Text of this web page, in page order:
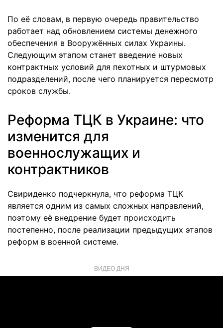
По её словам, в первую очередь правительство
работает над обновлением системы денежного
обеспечения в Вооружённых силах Украины.
Следующим этапом станет введение новых
контрактных условий для пехотных и штурмовых
подразделений, после чего планируется пересмотр
сроков службы.
Реформа ТЦК в Украине: что
изменится для
военнослужащих и
контрактников
Свириденко подчеркнула, что реформа ТЦК
является одним из самых сложных направлений,
поэтому её внедрение будет происходить
постепенно, после реализации предыдущих этапов
реформ в военной системе.
ВИДЕО ДНЯ